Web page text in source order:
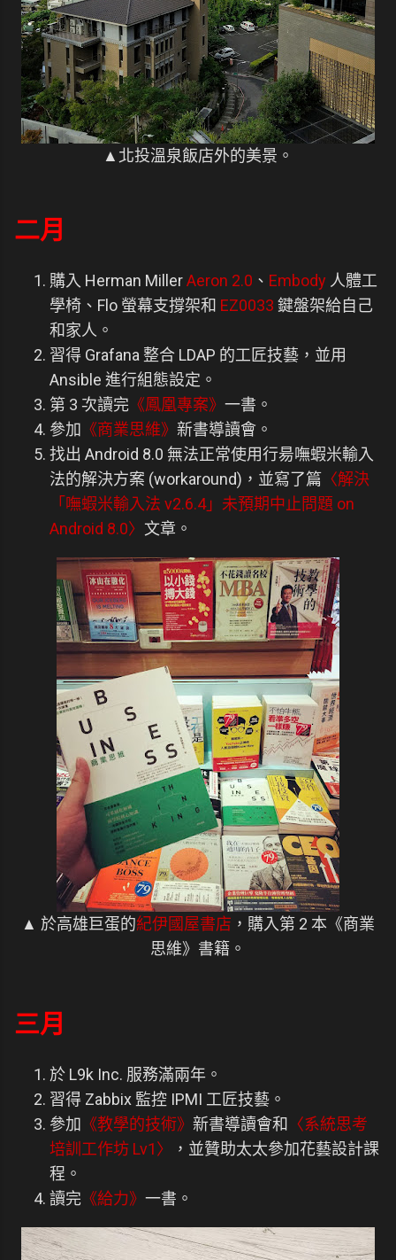
▲北投溫泉飯店外的美景。
二月
購入 Herman MillerAeron 2.0 、 Embody 人體工
學椅、Flo 螢幕支撐架和 EZ0033 鍵盤架給自己
和家人。
習得 Grafana 整合 LDAP 的工匠技藝，並用
Ansible 進行組態設定。
第 3 次讀完 《鳳凰專案》 一書。
參加 《商業思維》 新書導讀會。
找出 Android 8.0 無法正常使用行昜嘸蝦米輸入
法的解決方案 (workaround)，並寫了篇 〈解決
「嘸蝦米輸入法 v2.6.4」未預期中止問題 on
Android 8.0〉 文章。
▲ 於高雄巨蛋的紀伊國屋書店 ，購入第 2 本《商業
思維》書籍。
三月
於 L9k Inc. 服務滿兩年。
習得 Zabbix 監控 IPMI 工匠技藝。
參加 《教學的技術》 新書導讀會和 〈系統思考
培訓工作坊 Lv1〉
，並贊助太太參加花藝設計課
程。
讀完 《給力》 一書。